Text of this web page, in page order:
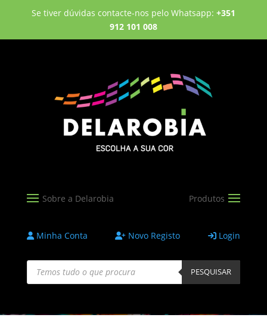
Se tiver dúvidas contacte-nos pelo Whatsapp: +351
912 101 008
Minha Conta Novo Registo Login
Products
search PESQUISAR